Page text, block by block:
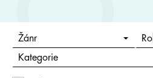
Žánr
Kategorie